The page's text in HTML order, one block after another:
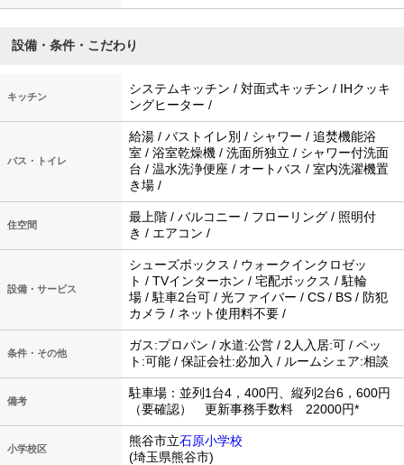
設備・条件・こだわり
キッチン
システムキッチン / 対面式キッチン / IHクッキ
ングヒーター /
バス・トイレ
給湯 / バストイレ別 / シャワー / 追焚機能浴
室 / 浴室乾燥機 / 洗面所独立 / シャワー付洗面
台 / 温水洗浄便座 / オートバス / 室内洗濯機置
き場 /
住空間
最上階 / バルコニー / フローリング / 照明付
き / エアコン /
設備・サービス
シューズボックス / ウォークインクロゼッ
ト / TVインターホン / 宅配ボックス / 駐輪
場 / 駐車2台可 / 光ファイバー / CS / BS / 防犯
カメラ / ネット使用料不要 /
条件・その他
ガス:プロパン / 水道:公営 / 2人入居:可 / ペッ
ト:可能 / 保証会社:必加入 / ルームシェア:相談
備考
駐車場：並列1台4，400円、縦列2台6，600円
（要確認） 更新事務手数料 22000円*
小学校区
熊谷市立石原小学校
(埼玉県熊谷市)